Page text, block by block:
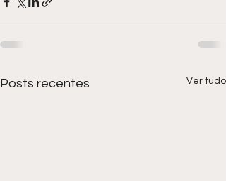
Posts recentes Ver tudo